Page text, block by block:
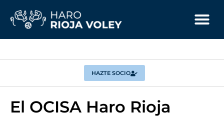
HAZTE SOCIO
El OCISA Haro Rioja